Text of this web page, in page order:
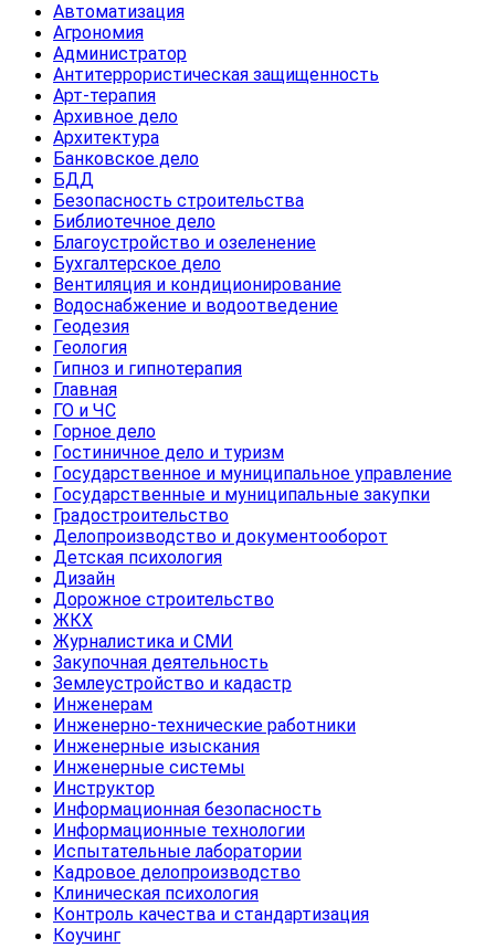
Автоматизация
Агрономия
Администратор
Антитеррористическая защищенность
Арт-терапия
Архивное дело
Архитектура
Банковское дело
БДД
Безопасность строительства
Библиотечное дело
Благоустройство и озеленение
Бухгалтерское дело
Вентиляция и кондиционирование
Водоснабжение и водоотведение
Геодезия
Геология
Гипноз и гипнотерапия
Главная
ГО и ЧС
Горное дело
Гостиничное дело и туризм
Государственное и муниципальное управление
Государственные и муниципальные закупки
Градостроительство
Делопроизводство и документооборот
Детская психология
Дизайн
Дорожное строительство
ЖКХ
Журналистика и СМИ
Закупочная деятельность
Землеустройство и кадастр
Инженерам
Инженерно-технические работники
Инженерные изыскания
Инженерные системы
Инструктор
Информационная безопасность
Информационные технологии
Испытательные лаборатории
Кадровое делопроизводство
Клиническая психология
Контроль качества и стандартизация
Коучинг